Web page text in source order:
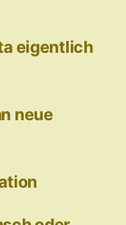
eigentlich
neue